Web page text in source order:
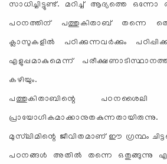
സാധിച്ചിട്ടുണ്ട്. മറിച്ച് ആദ്യത്തെ
പഠനത്തിന് പത്തുകിതാബ് തന്നെ
ക്ലാസുകളില്‍ പഠിക്കുന്നവര്‍ക്കും
എളുപ്പമാകുമെന്ന്
കഴിയും.
പത്തുകിതാബിന്റെ പഠനശൈലി
മുസ്‌ലിമിന്റെ ജീവിതമാണ് ഈ ഗ്രന്ഥം
പഠനങ്ങള്‍ അതില്‍ തന്നെ ഒതുങ്ങുന്നു